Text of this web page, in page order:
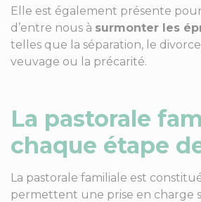
Elle est également présente
d’entre nous à surmonter les
telles que la séparation, le
veuvage ou la précarité.
La pastorale
chaque étape
La pastorale familiale est
permettent une prise en charge